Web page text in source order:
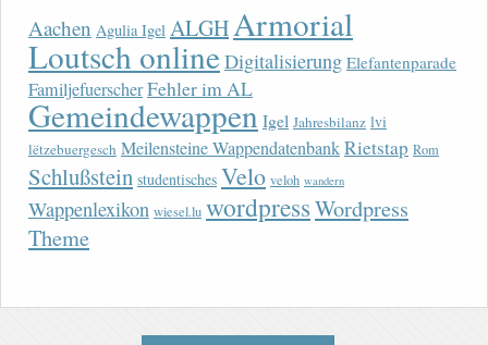
Aachen Agulia Igel ALGH Armorial
Loutsch onlineDigitalisierung Elefantenparade
FamiljefuerscherFehler im AL
Gemeindewappen Igel Jahresbilanz lvi
lëtzebuergesch Meilensteine WappendatenbankRietstap Rom
Schlußstein studentisches Velo veloh wandern
Wappenlexikon wiesel.lu wordpressWordpress
Theme